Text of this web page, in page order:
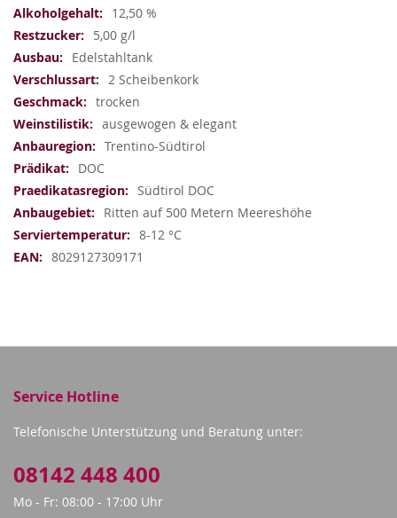
12,50 %
5,00 g/l
Edelstahltank
2 Scheibenkork
trocken
ausgewogen & elegant
Trentino-Südtirol
DOC
Südtirol DOC
Ritten auf 500 Metern Meereshöhe
8-12 °C
8029127309171
Service Hotline
Telefonische Unterstützung und Beratung unter:
08142 448 400
Mo - Fr: 08:00 - 17:00 Uhr